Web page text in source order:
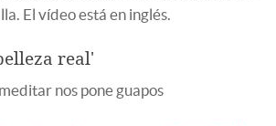
El vídeo está en inglés.
real'
nos pone guapos